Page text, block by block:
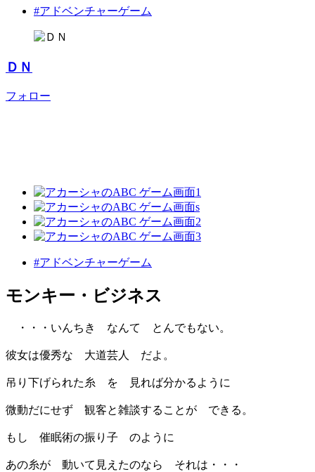
#アドベンチャーゲーム
ＤＮ
フォロー
#アドベンチャーゲーム
モンキー・ビジネス
・・・いんちき なんて とんでもない。
彼女は優秀な 大道芸人 だよ。
吊り下げられた糸 を 見れば分かるように
微動だにせず 観客と雑談することが できる。
もし 催眠術の振り子 のように
あの糸が 動いて見えたのなら それは・・・